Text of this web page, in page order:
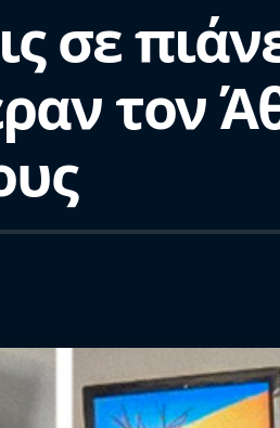
σε
τον